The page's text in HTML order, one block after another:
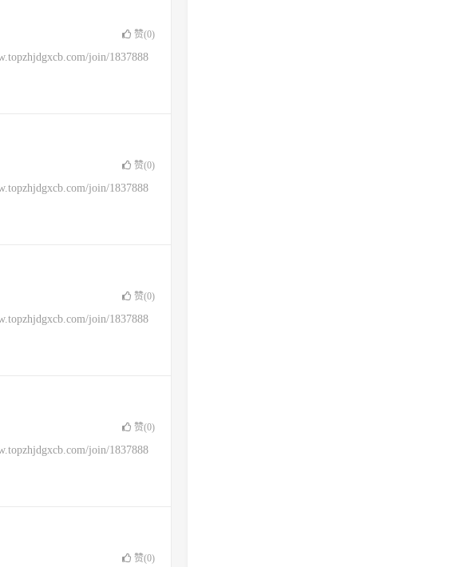
赞(0)
join/1837888
赞(0)
join/1837888
赞(0)
join/1837888
赞(0)
join/1837888
赞(0)